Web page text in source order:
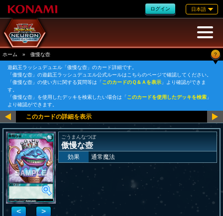
ログイン 日本語
ホーム » 傲慢な壺 ?
遊戯王ラッシュデュエル「傲慢な壺」のカード詳細です。
「傲慢な壺」の遊戯王ラッシュデュエル公式ルールはこちらのページで確認してください。
「傲慢な壺」の使い方に関する質問等は「このカードのＱ＆Ａを表示 」より確認ができま
す。
「傲慢な壺」を使用したデッキを検索したい場合は「このカードを使用したデッキを検索 」
より確認ができます。
< >
ごうまんなつぼ
傲慢な壺
効果 通常魔法